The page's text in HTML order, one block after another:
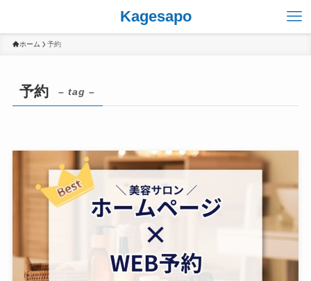
Kagesapo
ホーム 予約
予約 – tag –